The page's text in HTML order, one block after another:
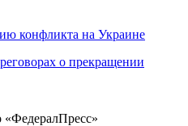
конфликта на Украине
о прекращении